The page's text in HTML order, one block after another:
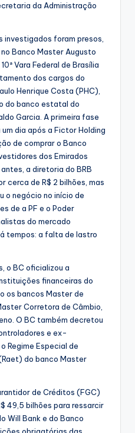
da Administração
investigados foram presos,
Banco Master Augusto
Vara Federal de Brasília
dos cargos do
Henrique Costa (PHC),
do banco estatal do
Garcia. A primeira fase
dia após a Fictor Holding
de comprar o Banco
dos Emirados
a diretoria do BRB
cerca de R$ 2 bilhões, mas
o negócio no início de
de a PF e o Poder
do mercado
tempos: a falta de lastro
o BC oficializou a
financeiras do
os bancos Master de
Corretora de Câmbio,
O BC também decretou
e ex-
Regime Especial de
do banco Master
de Créditos (FGC)
49,5 bilhões para ressarcir
Will Bank e do Banco